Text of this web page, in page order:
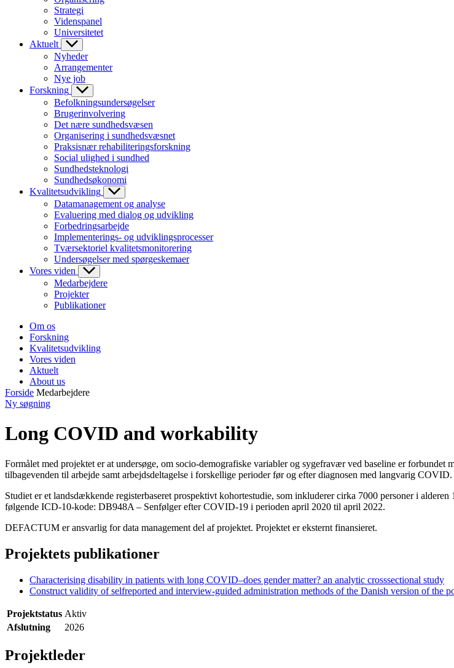
Strategi
Videnspanel
Universitetet
Aktuelt
Nyheder
Arrangementer
Nye job
Forskning
Befolkningsundersøgelser
Brugerinvolvering
Det nære sundhedsvæsen
Organisering i sundhedsvæsnet
Praksisnær rehabiliteringsforskning
Social ulighed i sundhed
Sundhedsteknologi
Sundhedsøkonomi
Kvalitetsudvikling
Datamanagement og analyse
Evaluering med dialog og udvikling
Forbedringsarbejde
Implementerings- og udviklingsprocesser
Tværsektoriel kvalitetsmonitorering
Undersøgelser med spørgeskemaer
Vores viden
Medarbejdere
Projekter
Publikationer
Om os
Forskning
Kvalitetsudvikling
Vores viden
Aktuelt
About us
Forside Medarbejdere
Ny søgning
Long COVID and workability
Formålet med projektet er at undersøge, om socio-demografiske variabler og sygefravær ved baseline er
tilbagevenden til arbejde samt arbejdsdeltagelse i forskellige perioder før og efter diagnosen med langvarig COVID.
Studiet er et landsdækkende registerbaseret prospektivt kohortestudie, som inkluderer cirka 7000 personer i
følgende ICD-10-kode: DB948A – Senfølger efter COVID-19 i perioden april 2020 til april 2022.
DEFACTUM er ansvarlig for data management del af projektet. Projektet er eksternt finansieret.
Projektets publikationer
Characterising disability in patients with long COVID–does gender matter? an analytic crosssectional study
Construct validity of selfreported and interview-guided administration methods of the Danish version of the
Projektstatus Aktiv
Afslutning
2026
Projektleder